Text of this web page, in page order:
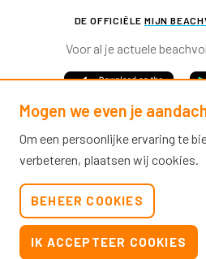
DE OFFICIËLE MIJN
Voor al je actuele
Mogen we even je
Om een persoonlijke ervaring te
verbeteren, plaatsen wij cookies.
BEHEER COOKIES
IK ACCEPTEER COOKIES